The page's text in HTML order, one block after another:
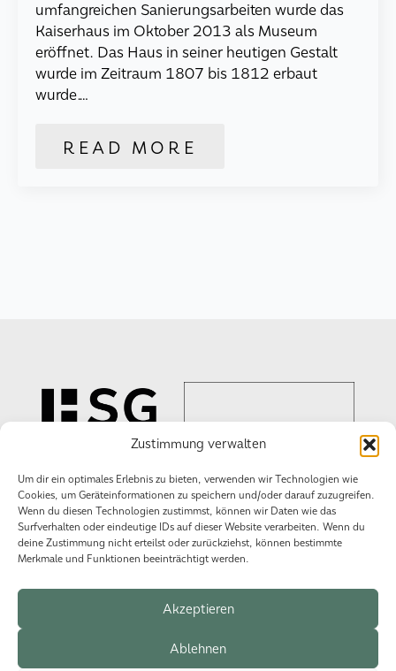
Zustimmung verwalten
Um dir ein optimales Erlebnis zu bieten, verwenden wir Technologien wie
Cookies, um Geräteinformationen zu speichern und/oder darauf zuzugreifen.
Wenn du diesen Technologien zustimmst, können wir Daten wie das
Surfverhalten oder eindeutige IDs auf dieser Website verarbeiten. Wenn du
deine Zustimmung nicht erteilst oder zurückziehst, können bestimmte
Merkmale und Funktionen beeinträchtigt werden.
Akzeptieren
Ablehnen
umfangreichen Sanierungsarbeiten wurde das
Kaiserhaus im Oktober 2013 als Museum
eröffnet. Das Haus in seiner heutigen Gestalt
wurde im Zeitraum 1807 bis 1812 erbaut
wurde.…
READ MORE
Wir schaffen
Erlebnisse!
Impressum